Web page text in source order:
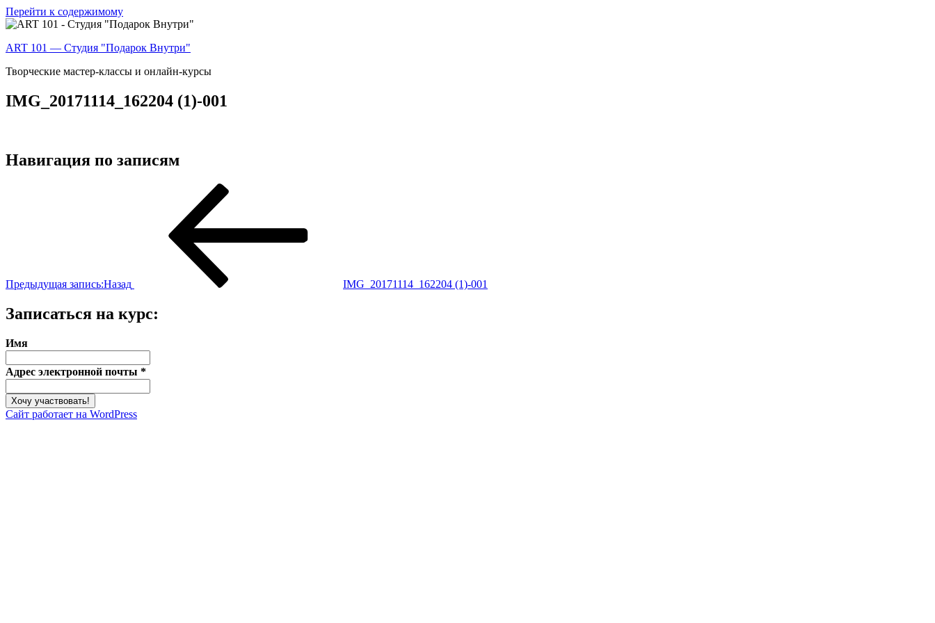
Перейти к содержимому
ART 101 — Студия "Подарок Внутри"
Творческие мастер-классы и онлайн-курсы
IMG_20171114_162204 (1)-001
Навигация по записям
Предыдущая запись:Назад IMG_20171114_162204 (1)-001
Записаться на курс:
Имя
Адрес электронной почты *
Сайт работает на WordPress